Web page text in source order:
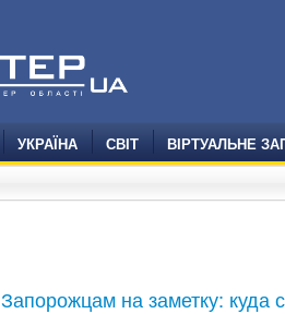
УКРАЇНА СВІТ ВІРТУАЛЬНЕ
Запорожцам на заметку: куда